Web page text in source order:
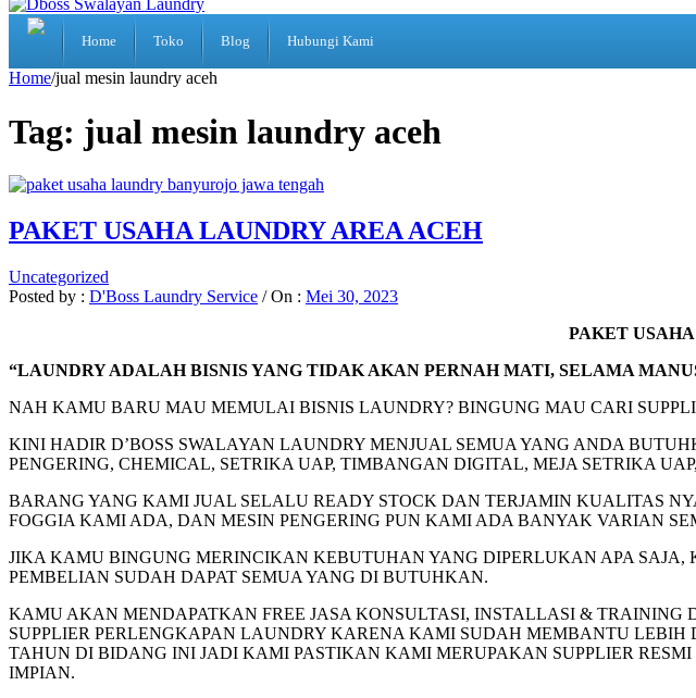
Home Toko Blog Hubungi Kami
Home/jual mesin laundry aceh
Tag: jual mesin laundry aceh
PAKET USAHA LAUNDRY AREA ACEH
Uncategorized
Posted by : D'Boss Laundry Service / On : Mei 30, 2023
PAKET
“LAUNDRY ADALAH BISNIS YANG TIDAK AKAN PERNAH MATI, SELAMA
NAH KAMU BARU MAU MEMULAI BISNIS LAUNDRY? BINGUNG MAU CARI
KINI HADIR D’BOSS SWALAYAN LAUNDRY MENJUAL SEMUA YANG ANDA
PENGERING, CHEMICAL, SETRIKA UAP, TIMBANGAN DIGITAL, MEJA SETRIKA
BARANG YANG KAMI JUAL SELALU READY STOCK DAN TERJAMIN KUALITAS
FOGGIA KAMI ADA, DAN MESIN PENGERING PUN KAMI ADA BANYAK VARIAN
JIKA KAMU BINGUNG MERINCIKAN KEBUTUHAN YANG DIPERLUKAN APA
PEMBELIAN SUDAH DAPAT SEMUA YANG DI BUTUHKAN.
KAMU AKAN MENDAPATKAN FREE JASA KONSULTASI, INSTALLASI &
SUPPLIER PERLENGKAPAN LAUNDRY KARENA KAMI SUDAH MEMBANTU
TAHUN DI BIDANG INI JADI KAMI PASTIKAN KAMI MERUPAKAN SUPPLIER
IMPIAN.